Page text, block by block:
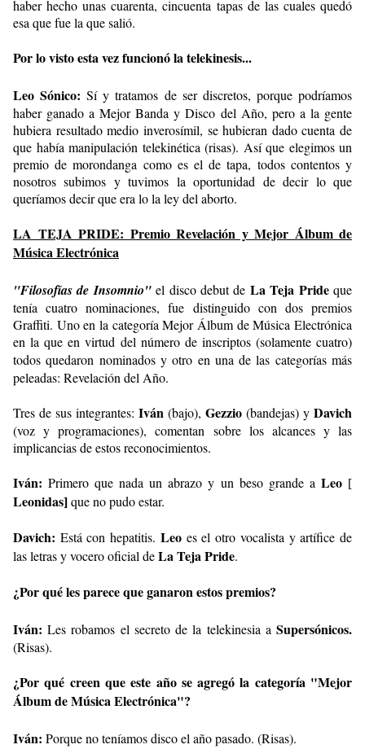
haber hecho unas cuarenta, cincuenta tapas de las cuales quedó
esa que fue la que salió.
Por lo visto esta vez funcionó la telekinesis...
Leo Sónico: Sí y tratamos de ser discretos, porque podríamos
haber ganado a Mejor Banda y Disco del Año, pero a la gente
hubiera resultado medio inverosímil, se hubieran dado cuenta de
que había manipulación telekinética (risas). Así que elegimos un
premio de morondanga como es el de tapa, todos contentos y
nosotros subimos y tuvimos la oportunidad de decir lo que
queríamos decir que era lo la ley del aborto.
LA TEJA PRIDE: Premio Revelación y Mejor Álbum de
Música Electrónica
"Filosofías de Insomnio" el disco debut de La Teja Prideque
tenía cuatro nominaciones, fue distinguido con dos premios
Graffiti. Uno en la categoría Mejor Álbum de Música Electrónica
en la que en virtud del número de inscriptos (solamente cuatro)
todos quedaron nominados y otro en una de las categorías más
peleadas: Revelación del Año.
Tres de sus integrantes: Iván (bajo), Gezzio (bandejas) y Davich
(voz y programaciones), comentan sobre los alcances y las
implicancias de estos reconocimientos.
Iván: Primero que nada un abrazo y un beso grande a Leo [
Leonidas] que no pudo estar.
Davich: Está con hepatitis. Leoes el otro vocalista y artífice de
las letras y vocero oficial deLa Teja Pride.
¿Por qué les parece que ganaron estos premios?
Iván: Les robamos el secreto de la telekinesia a Supersónicos.
(Risas).
¿Por qué creen que este año se agregó la categoría "Mejor
Álbum de Música Electrónica"?
Iván: Porque no teníamos disco el año pasado. (Risas).